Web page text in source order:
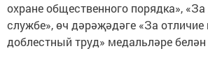
охране общественного порядка»,
службе», өч дәрәҗәдәге «За отличие
доблестный труд» медальләре белән